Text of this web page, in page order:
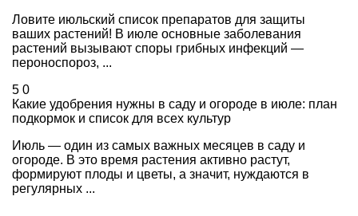
Ловите июльский список препаратов для защиты
ваших растений! В июле основные заболевания
растений вызывают споры грибных инфекций —
пероноспороз, ...
5 0
Какие удобрения нужны в саду и огороде в июле: план
подкормок и список для всех культур
Июль — один из самых важных месяцев в саду и
огороде. В это время растения активно растут,
формируют плоды и цветы, а значит, нуждаются в
регулярных ...